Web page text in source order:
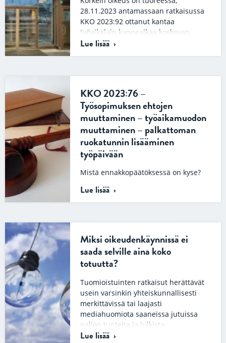
28.11.2023 antamassaan ratkaisussa
KKO 2023:92 ottanut kantaa
työaikalain kanneaikaa koskevan
säännöksen soveltamisalaan….
Lue lisää
KKO 2023:76 –
Työsopimuksen ehtojen
muuttaminen – työaikamuodon
muuttaminen – palkattoman
ruokatunnin lisääminen
työpäivään
Mistä ennakkopäätöksessä on kyse?
korkein oikeus arvioi, oliko
työnantajalla oikeus työnjohto-
työntekijöiden työaikamuotoa ja
lisätä työntekijöiden…
Lue lisää
Miksi oikeudenkäynnissä ei
saada selville aina koko
totuutta?
Tuomioistuinten ratkaisut herättävät
usein varsinkin yhteiskunnallisesti
merkittävissä tai laajasti
mediahuomiota saaneissa jutuissa
paljon tunteita ja julkista
keskustelua. Ratkaisuja kuvaillaan
Lue lisää